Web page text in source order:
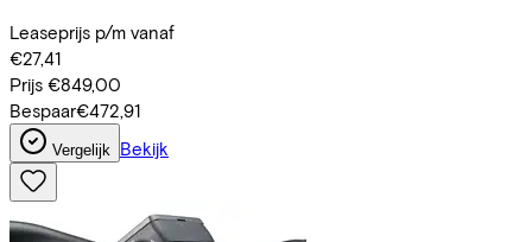
Leaseprijs p/m vanaf
€27,41
Prijs €849,00
Bespaar€472,91
Vergelijk Bekijk